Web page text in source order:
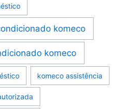
komeco
komeco
komeco assistência